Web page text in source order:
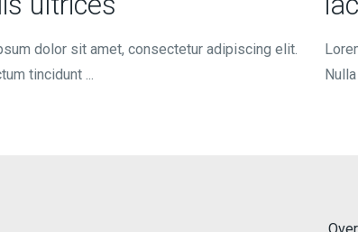
dolor sit amet, consectetur adipiscing elit.
tincidunt ...